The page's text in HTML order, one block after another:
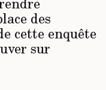
des
cette enquête
sur